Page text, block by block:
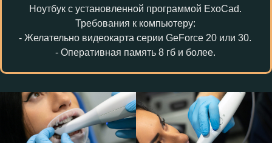
Ноутбук с установленной программой ExoCad.
Требования к компьютеру:
- Желательно видеокарта серии GeForce 20 или 30.
- Оперативная память 8 гб и более.